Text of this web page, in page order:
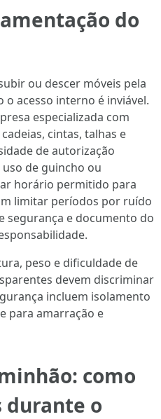
do
ou descer móveis pela
acesso interno é inviável.
especializada com
cintas, talhas e
de autorização
de guincho ou
horário permitido para
limitar períodos por ruído
segurança e documento do
peso e dificuldade de
devem discriminar
incluem isolamento
para amarração e
como
durante o